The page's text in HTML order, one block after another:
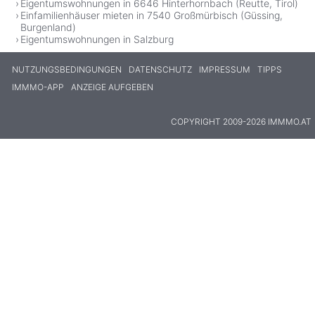
Eigentumswohnungen in 6646 Hinterhornbach (Reutte, Tirol)
Einfamilienhäuser mieten in 7540 Großmürbisch (Güssing,
Burgenland)
Eigentumswohnungen in Salzburg
NUTZUNGSBEDINGUNGEN DATENSCHUTZ IMPRESSUM
TIPPS
IMMMO-APP
ANZEIGE AUFGEBEN
COPYRIGHT 2009-2026 IMMMO.AT